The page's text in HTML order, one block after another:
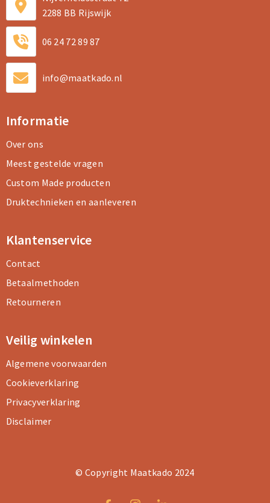
2288 BB Rijswijk
06 24 72 89 87
info@maatkado.nl
Informatie
Over ons
Meest gestelde vragen
Custom Made producten
Druktechnieken en aanleveren
Klantenservice
Contact
Betaalmethoden
Retourneren
Veilig winkelen
Algemene voorwaarden
Cookieverklaring
Privacyverklaring
Disclaimer
© Copyright Maatkado 2024